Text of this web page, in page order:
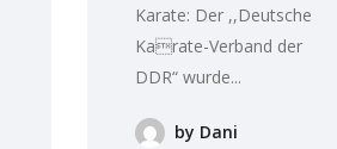
Karate: Der ,,Deutsche
Karate-Verband der
DDR“ wurde...
by Dani